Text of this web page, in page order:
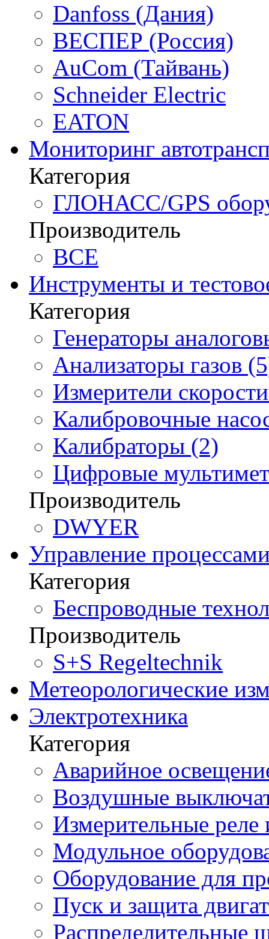
Danfoss (Дания)
ВЕСПЕР (Россия)
AuCom (Тайвань)
Schneider Electric
EATON
Мониторинг
Категория
ГЛОНАСС/GPS
Производитель
BCE
Инструменты и
Категория
Генераторы
Анализаторы газов
Измерители
Калибровочные
Калибраторы (2)
Цифровые
Производитель
DWYER
Управление
Категория
Беспроводные
Производитель
S+S Regeltechnik
Метеорологические
Электротехника
Категория
Аварийное
Воздушные
Измерительные реле
Модульное
Оборудование для
Пуск и защита
Распределительные